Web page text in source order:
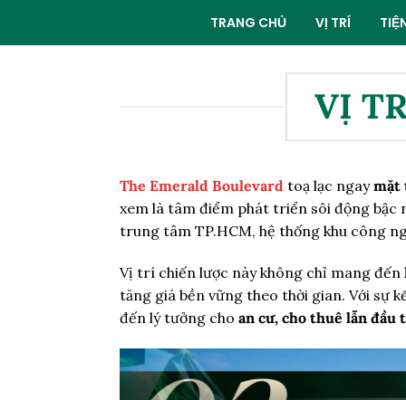
TRANG CHỦ VỊ TRÍ
VỊ
The Emerald Boulevard toạ lạc ngaymặt
xem là tâm điểm phát triển sôi động bậc
trung tâm TP.HCM, hệ thống khu công
Vị trí chiến lược này không chỉ mang đến
tăng giá bền vững theo thời gian. Với sự
đến lý tưởng cho an cư, cho thuê lẫn đầu